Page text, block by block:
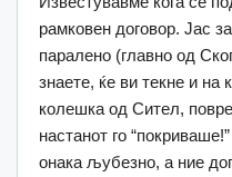
рамковен договор. Јас
паралено (главно од
знаете, ќе ви текне и на
колешка од Сител,
настанот го
онака љубезно, а ние